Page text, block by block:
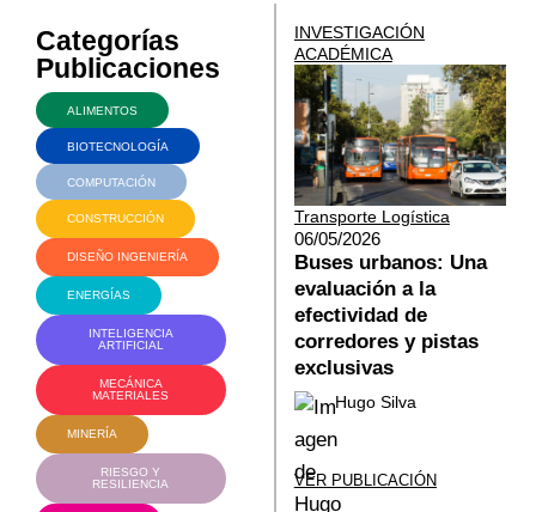
Categorías
Publicaciones
ALIMENTOS
BIOTECNOLOGÍA
COMPUTACIÓN
CONSTRUCCIÓN
DISEÑO INGENIERÍA
ENERGÍAS
INTELIGENCIA
ARTIFICIAL
MECÁNICA
MATERIALES
MINERÍA
RIESGO Y
RESILIENCIA
INVESTIGACIÓN
ACADÉMICA
Transporte Logística
06/05/2026
Buses urbanos: Una
evaluación a la
efectividad de
corredores y pistas
exclusivas
Hugo Silva
VER PUBLICACIÓN